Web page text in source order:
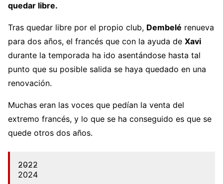
quedar libre.
Tras quedar libre por el propio club, Dembelé renueva
para dos años, el francés que con la ayuda de Xavi
durante la temporada ha ido asentándose hasta tal
punto que su posible salida se haya quedado en una
renovación.
Muchas eran las voces que pedían la venta del
extremo francés, y lo que se ha conseguido es que se
quede otros dos años.
2̵0̵2̵2̵
2024